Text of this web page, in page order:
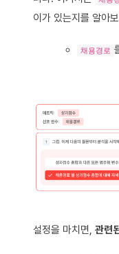
이가 있는지를 알아
채용경로
설정을 마치면, 관련